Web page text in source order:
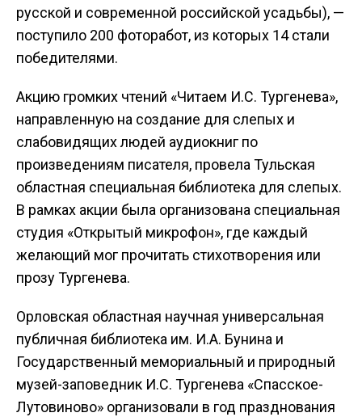
русской и современной российской усадьбы), —
поступило 200 фоторабот, из которых 14 стали
победителями.
Акцию громких чтений «Читаем И.С. Тургенева»,
направленную на создание для слепых и
слабовидящих людей аудиокниг по
произведениям писателя, провела Тульская
областная специальная библиотека для слепых.
В рамках акции была организована специальная
студия «Открытый микрофон», где каждый
желающий мог прочитать стихотворения или
прозу Тургенева.
Орловская областная научная универсальная
публичная библиотека им. И.А. Бунина и
Государственный мемориальный и природный
музей-заповедник И.С. Тургенева «Спасское-
Лутовиново» организовали в год празднования